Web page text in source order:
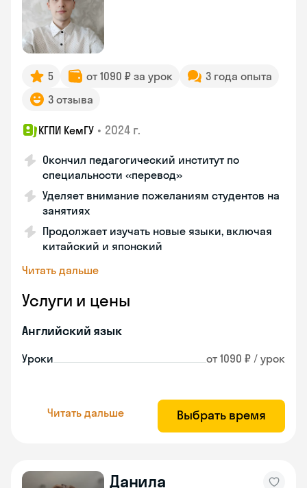
5 от 1090 ₽ за урок
3 года опыта
3 отзыва
КГПИ КемГУ • 2024 г.
Окончил педагогический институт по
специальности «перевод»
Уделяет внимание пожеланиям студентов на
занятиях
Продолжает изучать новые языки, включая
китайский и японский
Читать дальше
Услуги и цены
Английский язык
Уроки от 1090 ₽ / урок
Читать дальше Выбрать время
Данила